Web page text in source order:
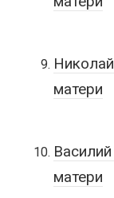
матери
матери